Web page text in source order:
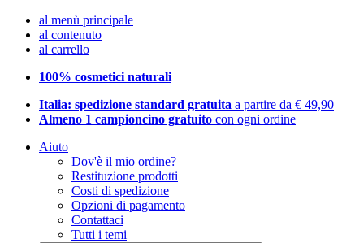
al menù principale
al contenuto
al carrello
100% cosmetici naturali
Italia: spedizione standard gratuita a partire da € 49,90
Almeno 1 campioncino gratuito con ogni ordine
Aiuto
Dov'è il mio ordine?
Restituzione prodotti
Costi di spedizione
Opzioni di pagamento
Contattaci
Tutti i temi